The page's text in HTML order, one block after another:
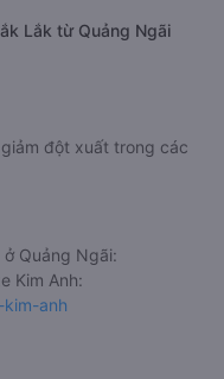
Lắk từ Quảng Ngãi
đột xuất trong các
Quảng Ngãi:
Kim Anh:
anh